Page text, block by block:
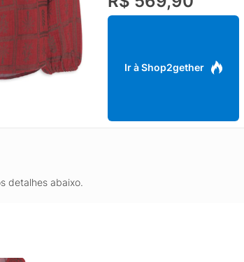
Ir à Shop2gether
detalhes abaixo.